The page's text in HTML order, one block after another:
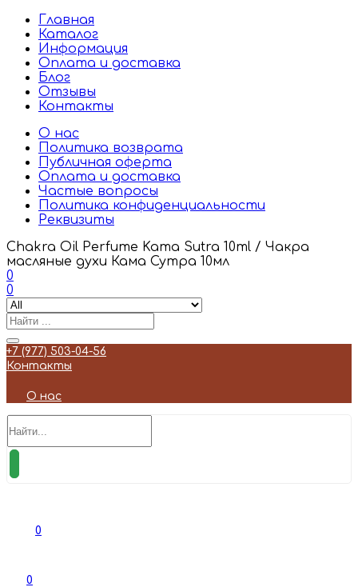
Главная
Каталог
Информация
Оплата и доставка
Блог
Отзывы
Контакты
О нас
Политика возврата
Публичная оферта
Оплата и доставка
Частые вопросы
Политика конфиденциальности
Реквизиты
Chakra Oil Perfume Kama Sutra 10ml / Чакра
масляные духи Кама Сутра 10мл
0
0
+7 (977) 503-04-56
Контакты
О нас
0
0